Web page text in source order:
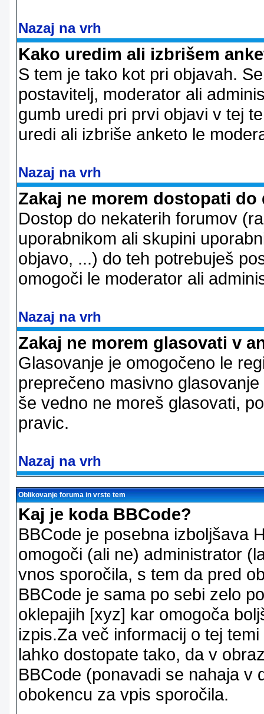
Nazaj na vrh
Kako uredim ali izbrišem
S tem je tako kot pri objavah.
postavitelj, moderator ali
gumb uredi pri prvi objavi v tej
uredi ali izbriše anketo le
Nazaj na vrh
Zakaj ne morem dostopati
Dostop do nekaterih forumov
uporabnikom ali skupini
objavo, ...) do teh potrebuješ
omogoči le moderator ali
Nazaj na vrh
Zakaj ne morem glasovati v
Glasovanje je omogočeno le
preprečeno masivno
še vedno ne moreš glasovati,
pravic.
Nazaj na vrh
Oblikovanje foruma in vrste tem
Kaj je koda BBCode?
BBCode je posebna izboljšava
omogoči (ali ne) administrator
vnos sporočila, s tem da pred
BBCode je sama po sebi zelo
oklepajih [xyz] kar omogoča
izpis.Za več informacij o tej
lahko dostopate tako, da v
BBCode (ponavadi se nahaja v
obokencu za vpis sporočila.